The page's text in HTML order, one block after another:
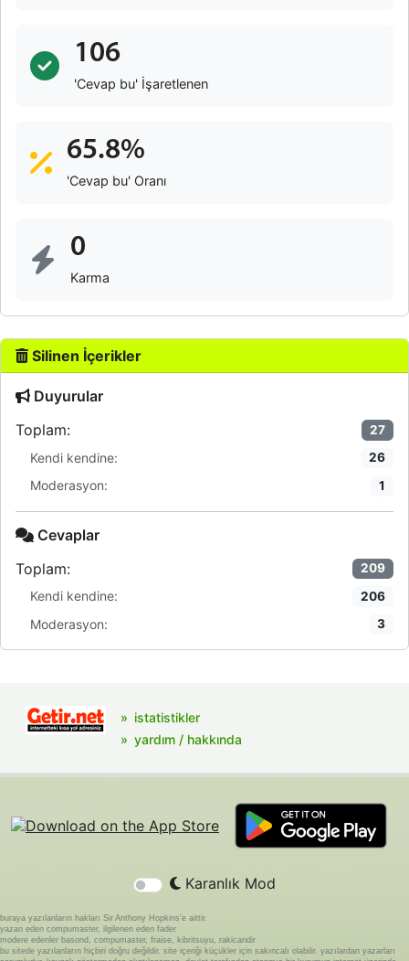
106
'Cevap bu' İşaretlenen
65.8%
'Cevap bu' Oranı
0
Karma
Silinen İçerikler
Duyurular
Toplam:
27
Kendi kendine: 26
Moderasyon: 1
Cevaplar
Toplam:
209
Kendi kendine: 206
Moderasyon: 3
istatistikler
yardım / hakkında
Karanlık Mod
buraya yazılanların hakları Sir Anthony Hopkins'e aittir.
yazan eden compumaster, ilgilenen eden fader
modere edenler basond, compumaster, fraise, kibritsuyu, rakicandir
bu sitede yazılanların hiçbiri doğru değildir. site içeriği küçükler için sakıncalı olabilir. yazılardan yazarları